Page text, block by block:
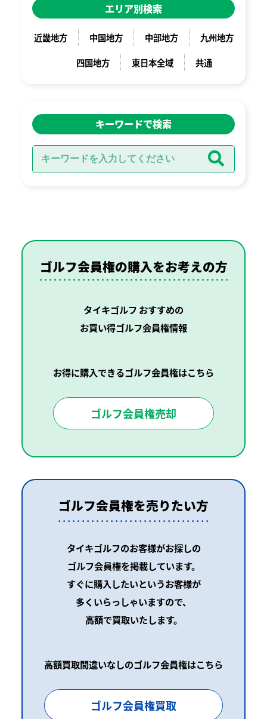
エリア別検索
近畿地方 中国地方 中部地方
九州地方
四国地方
東日本全域 共通
キーワードで検索
ゴルフ会員権の購入をお考えの方
タイキゴルフ おすすめの
お買い得ゴルフ会員権情報
お得に購入できるゴルフ会員権はこちら
ゴルフ会員権売却
ゴルフ会員権を売りたい方
タイキゴルフのお客様がお探しの
ゴルフ会員権を掲載しています。
すぐに購入したいというお客様が
多くいらっしゃいますので、
高額で買取いたします。
高額買取間違いなしのゴルフ会員権はこちら
ゴルフ会員権買取